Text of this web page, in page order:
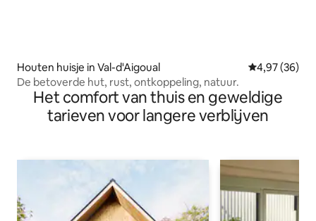
Houten huisje in Val-d'Aigoual Gemiddelde
4,97 (36)
De betoverde hut, rust, ontkoppeling, natuur.
Het comfort van thuis en geweldige
tarieven voor langere verblijven